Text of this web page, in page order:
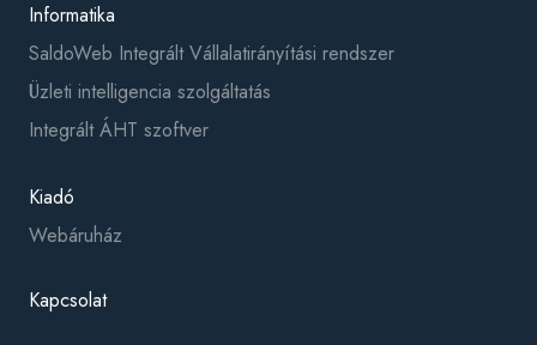
Informatika
SaldoWeb Integrált Vállalatirányítási rendszer
Üzleti intelligencia szolgáltatás
Integrált ÁHT szoftver
Kiadó
Webáruház
Kapcsolat